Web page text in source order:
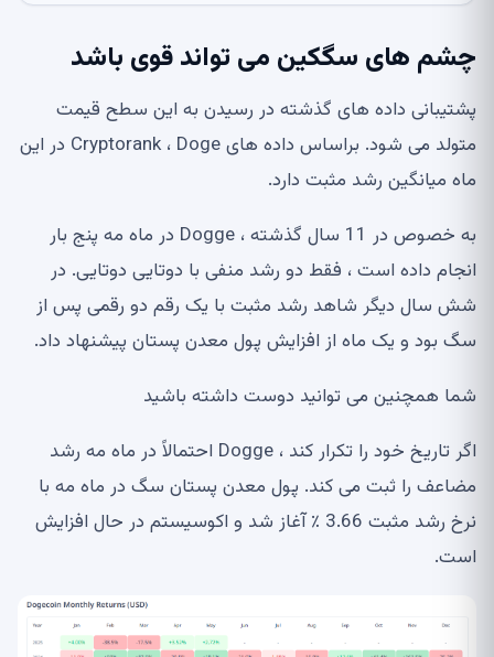
چشم های سگکین می تواند قوی باشد
پشتیبانی داده های گذشته در رسیدن به این سطح قیمت
متولد می شود. براساس داده های Cryptorank ، Doge در این
ماه میانگین رشد مثبت دارد.
به خصوص در 11 سال گذشته ، Dogge در ماه مه پنج بار
انجام داده است ، فقط دو رشد منفی با دوتایی دوتایی. در
شش سال دیگر شاهد رشد مثبت با یک رقم دو رقمی پس از
سگ بود و یک ماه از افزایش پول معدن پستان پیشنهاد داد.
شما همچنین می توانید دوست داشته باشید
اگر تاریخ خود را تکرار کند ، Dogge احتمالاً در ماه مه رشد
مضاعف را ثبت می کند. پول معدن پستان سگ در ماه مه با
نرخ رشد مثبت 3.66 ٪ آغاز شد و اکوسیستم در حال افزایش
است.